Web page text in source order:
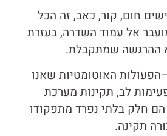
חום, קור, כאב, זה הכל
אל עמוד השדרה, בעזרת
ההרגשה שמתקבלת.
האוטומטיות שאנו
לב, תקינות מערכת
הם חלק בלתי נפרד מתפקודו
תקינה.